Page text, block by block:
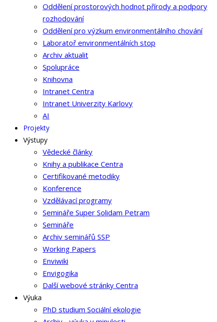
Oddělení prostorových hodnot přírody a podpory
rozhodování
Oddělení pro výzkum environmentálního chování
Laboratoř environmentálních stop
Archiv aktualit
Spolupráce
Knihovna
Intranet Centra
Intranet Univerzity Karlovy
AI
Projekty
Výstupy
Vědecké články
Knihy a publikace Centra
Certifikované metodiky
Konference
Vzdělávací programy
Semináře Super Solidam Petram
Semináře
Archiv seminářů SSP
Working Papers
Enviwiki
Envigogika
Další webové stránky Centra
Výuka
PhD studium Sociální ekologie